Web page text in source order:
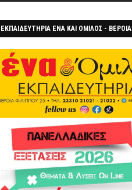
ΕΚΠΑΙΔΕΥΤΗΡΙΑ ΕΝΑ ΚΑΙ ΟΜΙΛΟΣ - ΒΕΡΟΙΑ